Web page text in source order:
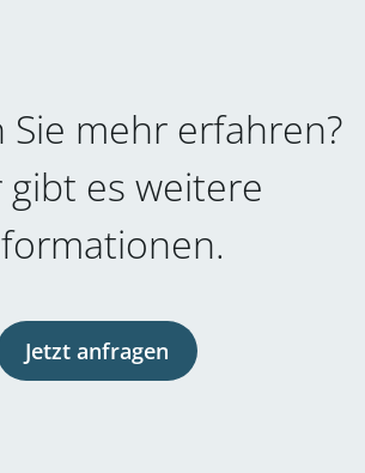
Sie mehr erfahren?
gibt es weitere
Jetzt anfragen